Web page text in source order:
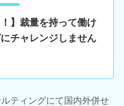
】裁量を持って働け
チャレンジしません
ティングにて国内外併せ